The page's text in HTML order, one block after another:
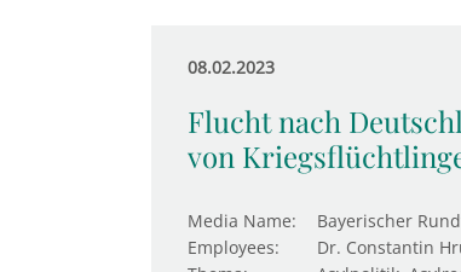
08.02.2023
Flucht nach
von
Media Name:
Bayerischer
Employees:
Dr. Constantin